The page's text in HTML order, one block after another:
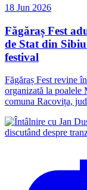
18 Jun 2026
Făgăraș Fest
de Stat din
festival
Făgăraș Fest revine
organizată la poalele
comuna Racovița,